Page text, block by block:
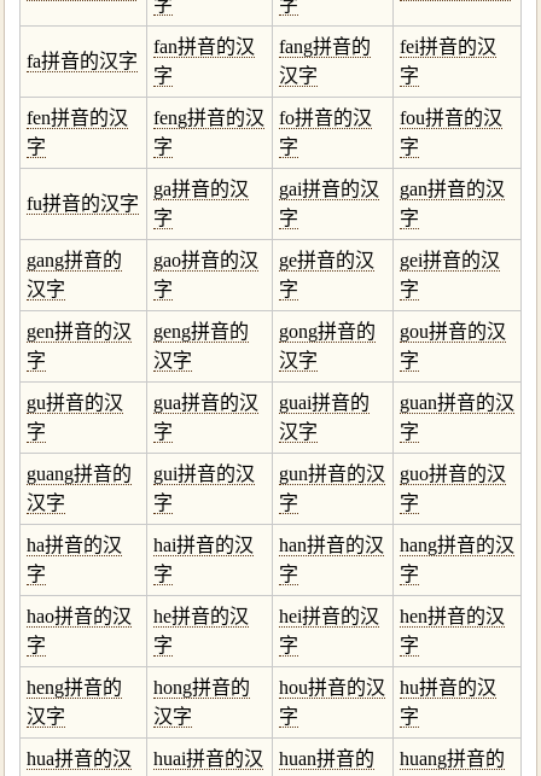
字
字
fa拼音的汉字
fan拼音的汉
字
fang拼音的
汉字
fei拼音的汉
字
fen拼音的汉
字
feng拼音的汉
字
fo拼音的汉
字
fou拼音的汉
字
fu拼音的汉字
ga拼音的汉
字
gai拼音的汉
字
gan拼音的汉
字
gang拼音的
汉字
gao拼音的汉
字
ge拼音的汉
字
gei拼音的汉
字
gen拼音的汉
字
geng拼音的
汉字
gong拼音的
汉字
gou拼音的汉
字
gu拼音的汉
字
gua拼音的汉
字
guai拼音的
汉字
guan拼音的汉
字
guang拼音的
汉字
gui拼音的汉
字
gun拼音的汉
字
guo拼音的汉
字
ha拼音的汉
字
hai拼音的汉
字
han拼音的汉
字
hang拼音的汉
字
hao拼音的汉
字
he拼音的汉
字
hei拼音的汉
字
hen拼音的汉
字
heng拼音的
汉字
hong拼音的
汉字
hou拼音的汉
字
hu拼音的汉
字
hua拼音的汉
huai拼音的汉
huan拼音的
huang拼音的